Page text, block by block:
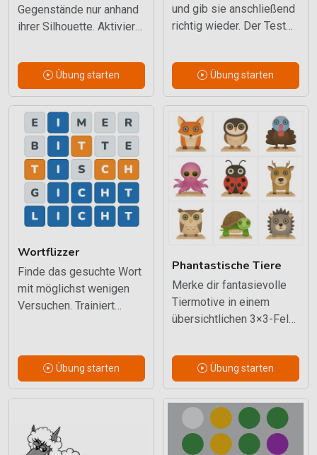
Gegenstände nur anhand
ihrer Silhouette. Aktiviert
und visuelle
Vorstellungen.Übung starten
und gib sie anschließend
richtig wieder. Der Test
schrittweise an.
Übung starten
Wortflizzer
Finde das gesuchte Wort
mit möglichst wenigen
Versuchen. Trainiert
Mustererkennung.
Übung starten
Phantastische Tiere
Merke dir fantasievolle
Tiermotive in einem
übersichtlichen 3×3-Feld.
ruhigen Einstieg.
Übung starten